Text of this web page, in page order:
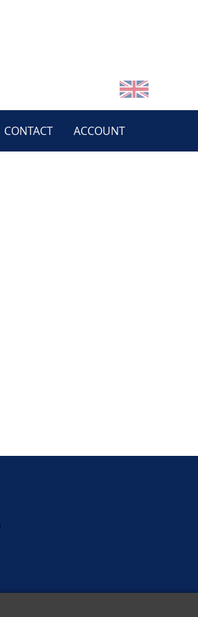
CONTACT ACCOUNT